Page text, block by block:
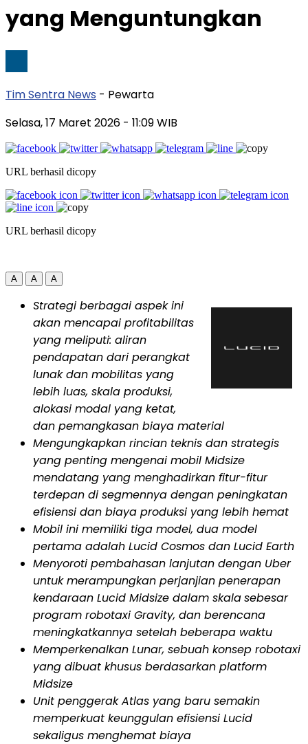
yang Menguntungkan
Tim Sentra News - Pewarta
Selasa, 17 Maret 2026 - 11:09 WIB
URL berhasil dicopy
URL berhasil dicopy
A A A
Strategi berbagai aspek ini
akan mencapai profitabilitas
yang meliputi: aliran
pendapatan dari perangkat
lunak dan mobilitas yang
lebih luas, skala produksi,
alokasi modal yang ketat,
dan pemangkasan biaya material
Mengungkapkan rincian teknis dan strategis
yang penting mengenai mobil Midsize
mendatang yang menghadirkan fitur-fitur
terdepan di segmennya dengan peningkatan
efisiensi dan biaya produksi yang lebih hemat
Mobil ini memiliki tiga model, dua model
pertama adalah Lucid Cosmos dan Lucid Earth
Menyoroti pembahasan lanjutan dengan Uber
untuk merampungkan perjanjian penerapan
kendaraan Lucid Midsize dalam skalasebesar
program robotaxi Gravity, dan berencana
meningkatkannya setelah beberapa waktu
Memperkenalkan Lunar, sebuah konsep robotaxi
yang dibuat khusus berdasarkan platform
Midsize
Unit penggerak Atlas yang baru semakin
memperkuat keunggulan efisiensi Lucid
sekaligus menghemat biaya